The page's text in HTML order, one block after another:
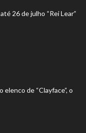
26 de julho “Rei Lear”
elenco de “Clayface”, o